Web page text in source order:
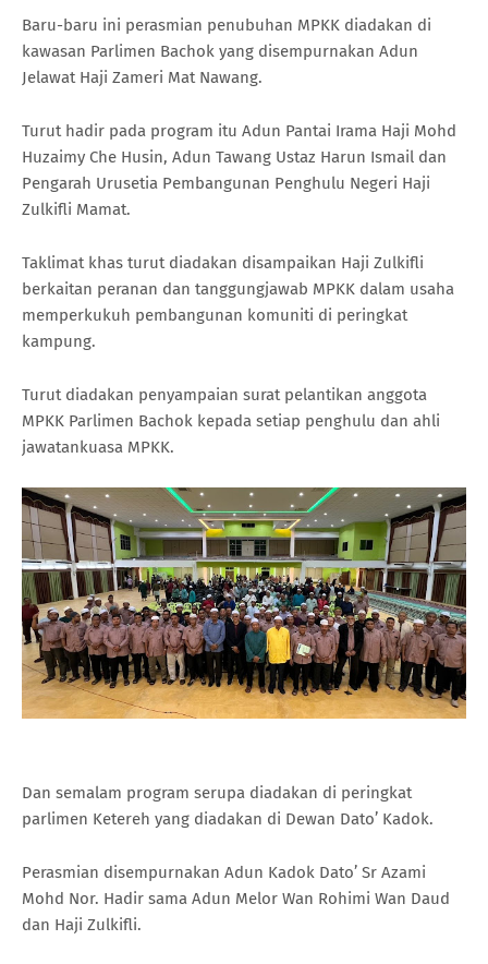
Baru-baru ini perasmian penubuhan MPKK diadakan di
kawasan Parlimen Bachok yang disempurnakan Adun
Jelawat Haji Zameri Mat Nawang.
Turut hadir pada program itu Adun Pantai Irama Haji Mohd
Huzaimy Che Husin, Adun Tawang Ustaz Harun Ismail dan
Pengarah Urusetia Pembangunan Penghulu Negeri Haji
Zulkifli Mamat.
Taklimat khas turut diadakan disampaikan Haji Zulkifli
berkaitan peranan dan tanggungjawab MPKK dalam usaha
memperkukuh pembangunan komuniti di peringkat
kampung.
Turut diadakan penyampaian surat pelantikan anggota
MPKK Parlimen Bachok kepada setiap penghulu dan ahli
jawatankuasa MPKK.
Dan semalam program serupa diadakan di peringkat
parlimen Ketereh yang diadakan di Dewan Dato’ Kadok.
Perasmian disempurnakan Adun Kadok Dato’ Sr Azami
Mohd Nor. Hadir sama Adun Melor Wan Rohimi Wan Daud
dan Haji Zulkifli.